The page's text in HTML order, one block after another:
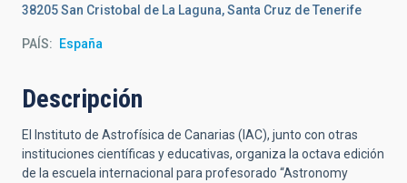
38205 San Cristobal de La Laguna, Santa Cruz de Tenerife
PAÍS España
Descripción
El Instituto de Astrofísica de Canarias (IAC), junto con otras
instituciones científicas y educativas, organiza la octava edición
de la escuela internacional para profesorado “Astronomy